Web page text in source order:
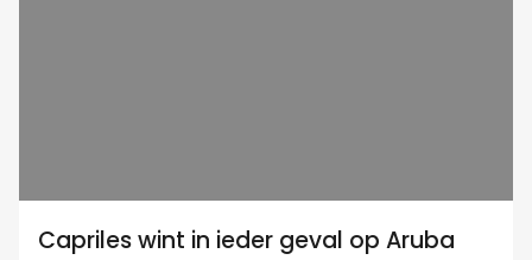
Capriles wint in ieder geval op Aruba